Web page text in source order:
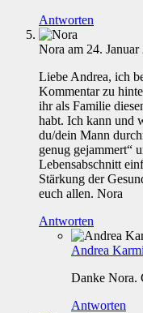
Antworten
Nora am 24.
Liebe Andrea, ich
Kommentar zu
ihr als Familie
habt. Ich kann und
du/dein Mann
genug gejammert“
Lebensabschnitt
Stärkung der
euch allen. Nora
Antworten
Andrea
Danke Nora.
Antworten